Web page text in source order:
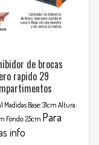
de brocas
rapido 29
Madidas Base: 31cm Altura:
Fondo: 25cm Para
info